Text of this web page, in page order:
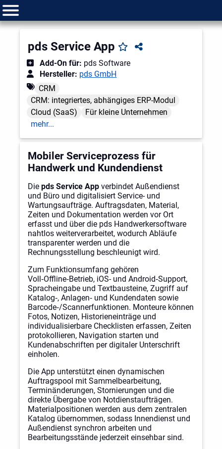
pds Service App
Add-On für: pds Software
Hersteller: pds GmbH
CRM
CRM: integriertes, abhängiges ERP-Modul
Cloud (SaaS)
Für kleine Unternehmen
mehr...
Mobiler Serviceprozess für
Handwerk und Kundendienst
Die pds Service App verbindet Außendienst
und Büro und digitalisiert Service- und
Wartungsaufträge. Auftragsdaten, Material,
Zeiten und Dokumentation werden vor Ort
erfasst und über die pds Handwerkersoftware
nahtlos weiterverarbeitet, wodurch Abläufe
transparenter werden und die
Rechnungsstellung beschleunigt wird.
Zum Funktionsumfang gehören
Voll‑Offline‑Betrieb, iOS- und Android‑Support,
Spracheingabe und Textbausteine, Zugriff auf
Katalog‑, Anlagen‑ und Kundendaten sowie
Barcode‑/Scannerfunktionen. Monteure können
Fotos, Notizen, Historieneinträge und
individualisierbare Checklisten erfassen, Zeiten
protokollieren, Navigation starten und
Kundenabschriften per digitaler Unterschrift
einholen.
Die App unterstützt einen dynamischen
Auftragspool mit Sammelbearbeitung,
Terminänderungen, Stornierungen und die
direkte Übergabe von Notdienstaufträgen.
Materialpositionen werden aus dem zentralen
Katalog übernommen, sodass Innendienst und
Außendienst synchron arbeiten und
Bearbeitungsstände jederzeit einsehbar sind.